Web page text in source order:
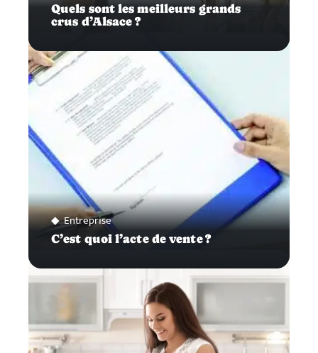
Quels sont les meilleurs grands
crus d’Alsace ?
Entreprise
C’est quoi l’acte de vente ?